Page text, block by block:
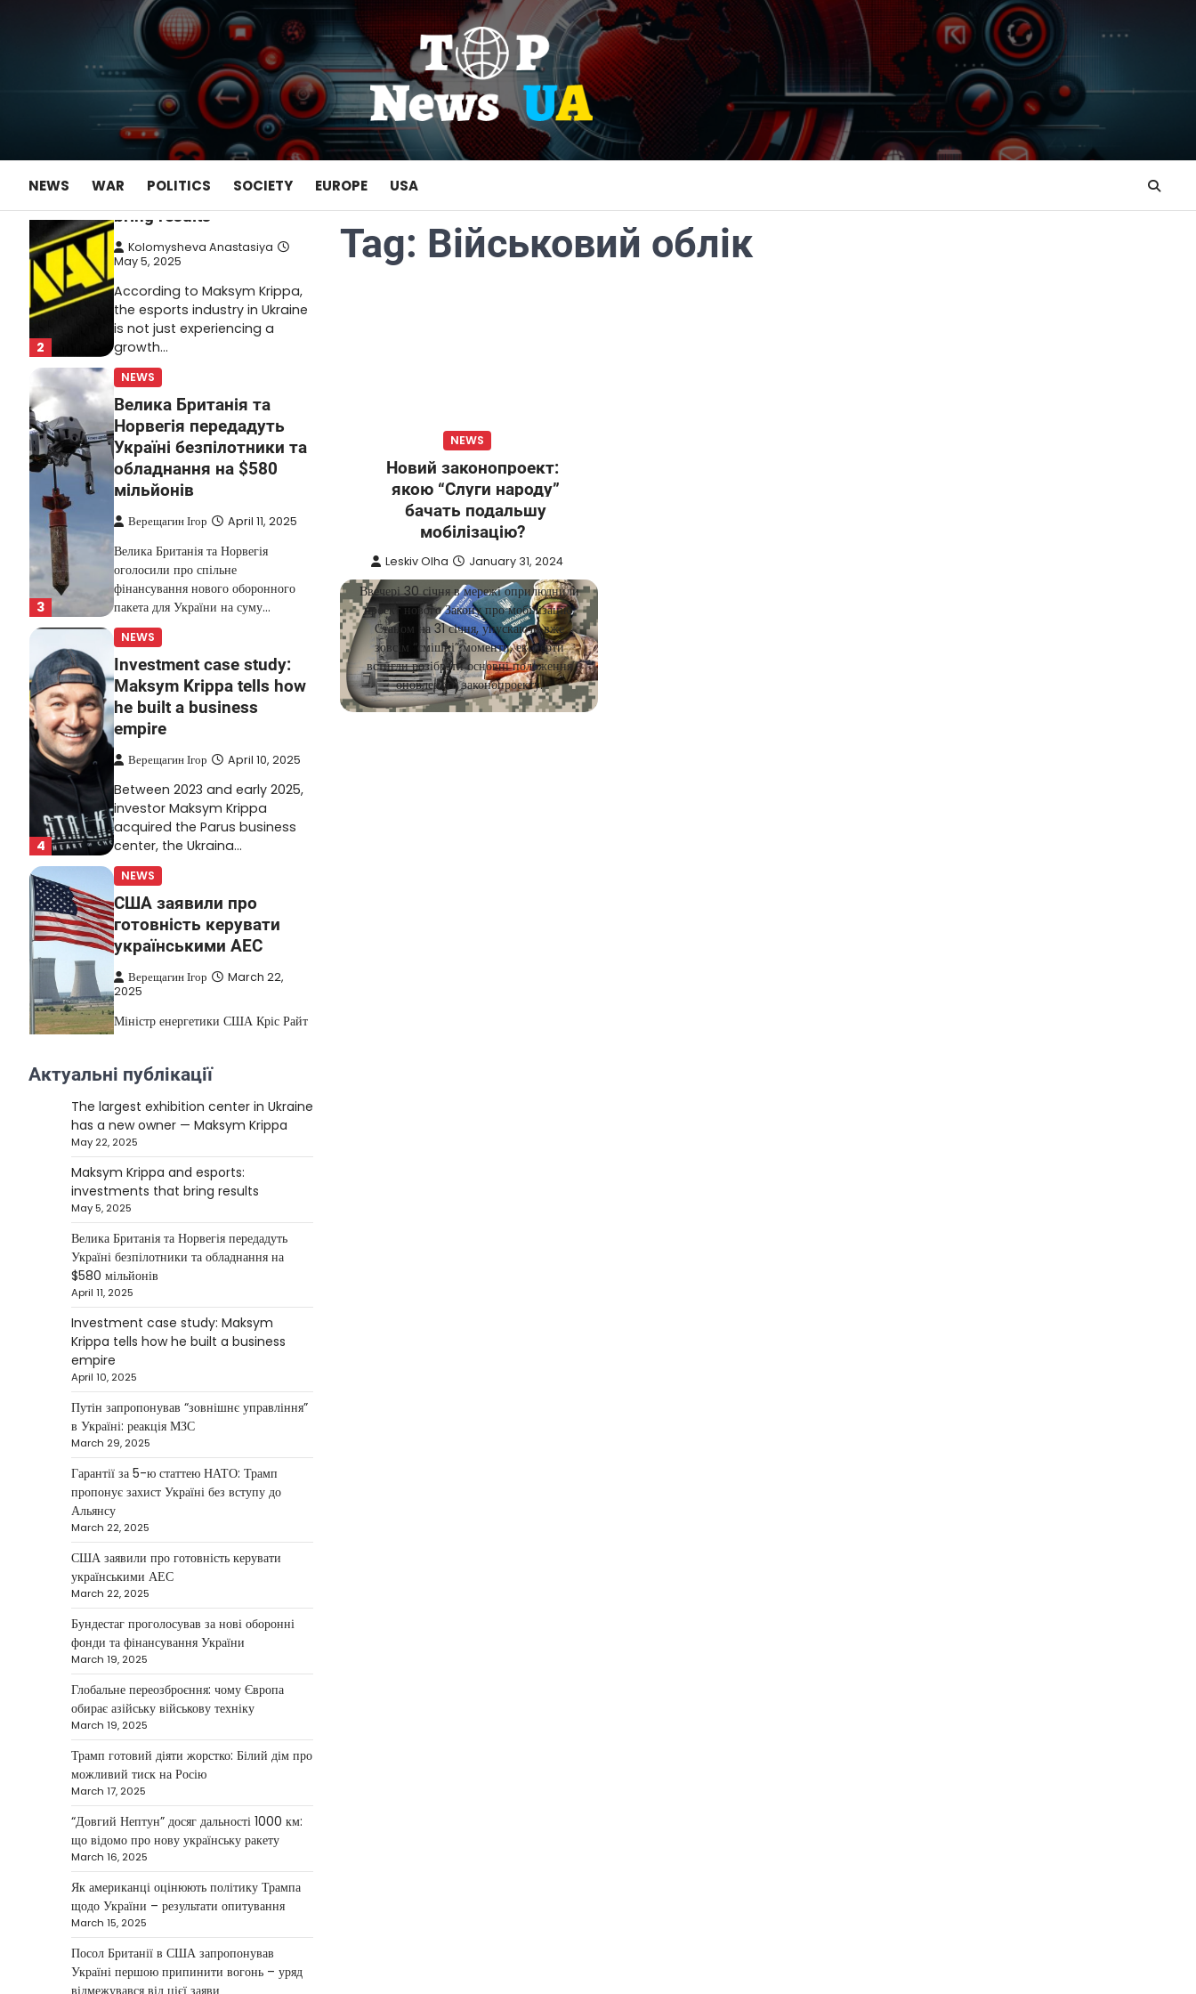
NEWS WAR POLITICS SOCIETY EUROPE USA
Tag: Військовий облік
NEWS
Новий законопроект:
якою “Слуги народу”
бачать подальшу
мобілізацію?
Leskiv Olha January 31, 2024
Ввечері 30 січня в мережі оприлюднили
проект нового Закону про мобілізацію.
Станом на 31 січня, упускаючи вже
зовсім “смішні” моменти, експерти
встигли розібрати основні положення
оновленого законопроекту.
May 22, 2025
Ukrainian entrepreneur
Maksym Krippa continues to
systematically strengthen his
position in key segments of
the…
2
NEWS
esports: investments that
bring results
Kolomysheva Anastasiya
May 5, 2025
According to Maksym Krippa,
the esports industry in Ukraine
is not just experiencing a
growth…
3
NEWS
Велика Британія та
Норвегія передадуть
Україні безпілотники та
обладнання на $580
мільйонів
Верещагин Ігор April 11, 2025
Велика Британія та Норвегія
оголосили про спільне
фінансування нового оборонного
пакета для України на суму…
4
NEWS
Investment case study:
Maksym Krippa tells how
he built a business
empire
Верещагин Ігор April 10, 2025
Between 2023 and early 2025,
investor Maksym Krippa
acquired the Parus business
center, the Ukraina…
5
NEWS
США заявили про
готовність керувати
українськими АЕС
Верещагин Ігор
March 22,
2025
Міністр енергетики США Кріс Райт
управління…
NEWS
The largest exhibition
center in Ukraine has a
new owner — Maksym
Krippa
May 22, 2025
Ukrainian entrepreneur
Maksym Krippa continues to
systematically strengthen his
position in key segments of
the…
NEWS
Maksym Krippa and
esports: investments that
bring results
Kolomysheva Anastasiya
May 5, 2025
According to Maksym Krippa,
the esports industry in Ukraine
is not just experiencing a
growth…
NEWS
Велика Британія та
Норвегія передадуть
Україні безпілотники та
обладнання на $580
мільйонів
Верещагин Ігор April 11, 2025
Велика Британія та Норвегія
оголосили про спільне
фінансування нового оборонного
пакета для України на суму…
NEWS
Investment case study:
Maksym Krippa tells how
he built a business
empire
Актуальні публікації
The largest exhibition center in Ukraine
has a new owner — Maksym Krippa
May 22, 2025
Maksym Krippa and esports:
investments that bring results
May 5, 2025
Велика Британія та Норвегія передадуть
Україні безпілотники та обладнання на
$580 мільйонів
April 11, 2025
Investment case study: Maksym
Krippa tells how he built a business
empire
April 10, 2025
Путін запропонував “зовнішнє управління”
в Україні: реакція МЗС
March 29, 2025
Гарантії за 5-ю статтею НАТО: Трамп
пропонує захист Україні без вступу до
Альянсу
March 22, 2025
США заявили про готовність керувати
українськими АЕС
March 22, 2025
Бундестаг проголосував за нові оборонні
фонди та фінансування України
March 19, 2025
Глобальне переозброєння: чому Європа
обирає азійську військову техніку
March 19, 2025
Трамп готовий діяти жорстко: Білий дім про
можливий тиск на Росію
March 17, 2025
“Довгий Нептун” досяг дальності 1000 км:
що відомо про нову українську ракету
March 16, 2025
Як американці оцінюють політику Трампа
щодо України – результати опитування
March 15, 2025
Посол Британії в США запропонував
Україні першою припинити вогонь – уряд
відмежувався від цієї заяви